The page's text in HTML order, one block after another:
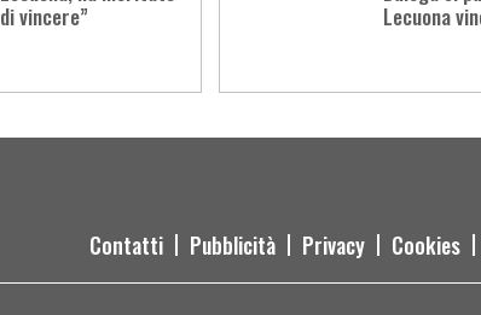
di vincere”
Lecuona
Contatti Pubblicità Privacy Cookies